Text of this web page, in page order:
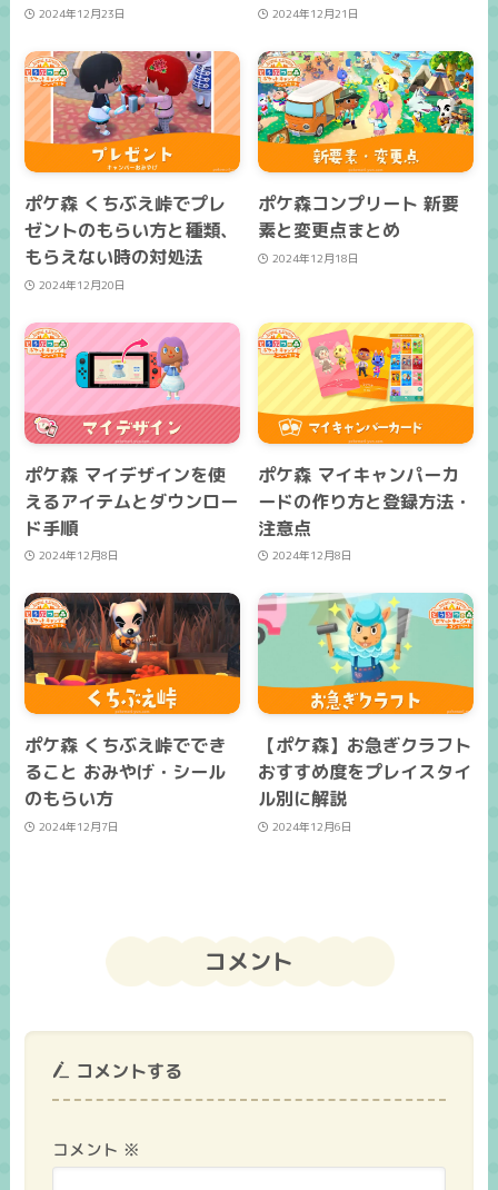
2024年12月23日 2024年12月21日
ポケ森 くちぶえ峠でプレ
ゼントのもらい方と種類、
もらえない時の対処法
2024年12月20日
ポケ森コンプリート 新要
素と変更点まとめ
2024年12月18日
ポケ森 マイデザインを使
えるアイテムとダウンロー
ド手順
2024年12月8日
ポケ森 マイキャンパーカ
ードの作り方と登録方法・
注意点
2024年12月8日
ポケ森 くちぶえ峠ででき
ること おみやげ・シール
のもらい方
2024年12月7日
【ポケ森】お急ぎクラフト
おすすめ度をプレイスタイ
ル別に解説
2024年12月6日
コメント
コメントする
コメント ※